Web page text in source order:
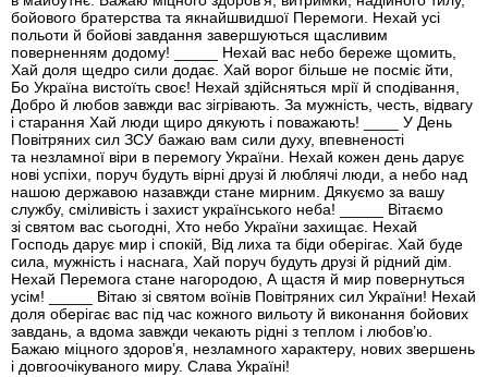
бойового братерства та якнайшвидшої Перемоги. Нехай усі
польоти й бойові завдання завершуються щасливим
поверненням додому! _____ Нехай вас небо береже щомить,
Хай доля щедро сили додає. Хай ворог більше не посміє йти,
Бо Україна вистоїть своє! Нехай здійсняться мрії й сподівання,
Добро й любов завжди вас зігрівають. За мужність, честь, відвагу
і старання Хай люди щиро дякують і поважають! ____ У День
Повітряних сил ЗСУ бажаю вам сили духу, впевненості
та незламної віри в перемогу України. Нехай кожен день дарує
нові успіхи, поруч будуть вірні друзі й люблячі люди, а небо над
нашою державою назавжди стане мирним. Дякуємо за вашу
службу, сміливість і захист українського неба! _____ Вітаємо
зі святом вас сьогодні, Хто небо України захищає. Нехай
Господь дарує мир і спокій, Від лиха та біди оберігає. Хай буде
сила, мужність і наснага, Хай поруч будуть друзі й рідний дім.
Нехай Перемога стане нагородою, А щастя й мир повернуться
усім! _____ Вітаю зі святом воїнів Повітряних сил України! Нехай
доля оберігає вас під час кожного вильоту й виконання бойових
завдань, а вдома завжди чекають рідні з теплом і любов’ю.
Бажаю міцного здоров’я, незламного характеру, нових звершень
і довгоочікуваного миру. Слава Україні!